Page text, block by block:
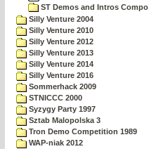
ST Demos and Intros Compo
Silly Venture 2004
Silly Venture 2010
Silly Venture 2012
Silly Venture 2013
Silly Venture 2014
Silly Venture 2016
Sommerhack 2009
STNICCC 2000
Syzygy Party 1997
Sztab Malopolska 3
Tron Demo Competition 1989
WAP-niak 2012